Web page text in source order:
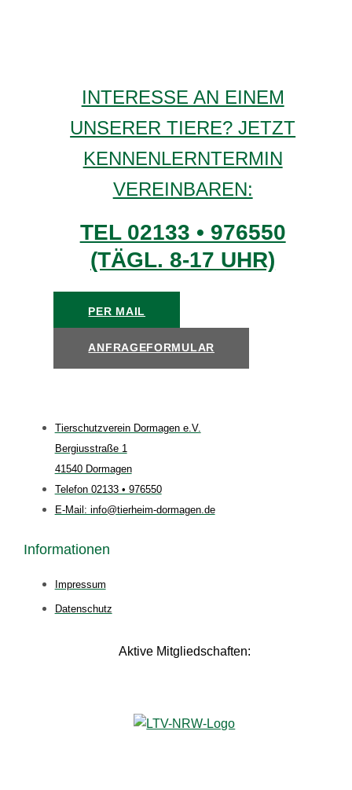
INTERESSE AN EINEM
UNSERER TIERE? JETZT
KENNENLERNTERMIN
VEREINBAREN:
TEL 02133 • 976550
(TÄGL. 8-17 UHR)
PER MAIL
ANFRAGEFORMULAR
Tierschutzverein Dormagen e.V.
Bergiusstraße 1
41540 Dormagen
Telefon 02133 • 976550
E-Mail: info@tierheim-dormagen.de
Informationen
Impressum
Datenschutz
Aktive Mitgliedschaften: